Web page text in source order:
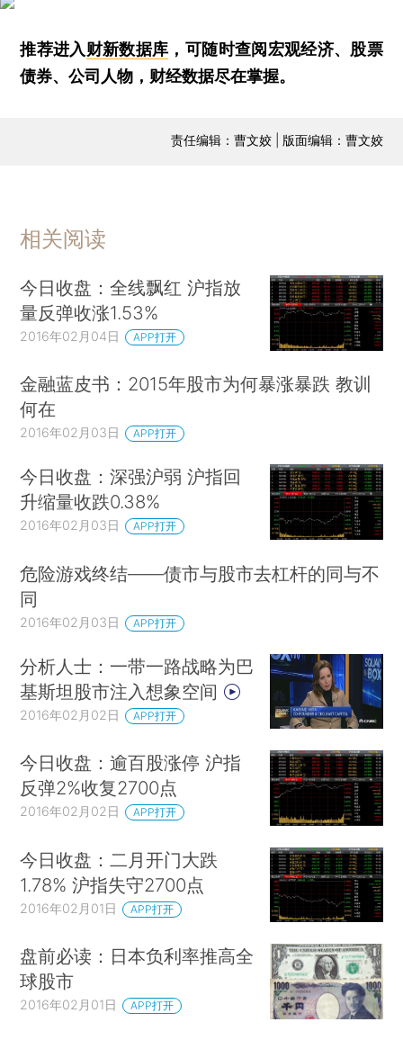
推荐进入财新数据库 ，可随时查阅宏观经济、股票
债券、公司人物，财经数据尽在掌握。
责任编辑：曹文姣 | 版面编辑：曹文姣
相关阅读
今日收盘：全线飘红 沪指放
量反弹收涨1.53%
2016年02月04日 APP打开
金融蓝皮书：2015年股市为何暴涨暴跌 教训
何在
2016年02月03日 APP打开
今日收盘：深强沪弱 沪指回
升缩量收跌0.38%
2016年02月03日 APP打开
危险游戏终结——债市与股市去杠杆的同与不
同
2016年02月03日 APP打开
分析人士：一带一路战略为巴
基斯坦股市注入想象空间
2016年02月02日 APP打开
今日收盘：逾百股涨停 沪指
反弹2%收复2700点
2016年02月02日 APP打开
今日收盘：二月开门大跌
1.78% 沪指失守2700点
2016年02月01日 APP打开
盘前必读：日本负利率推高全
球股市
2016年02月01日 APP打开